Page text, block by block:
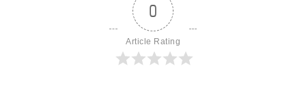
0
Article Rating